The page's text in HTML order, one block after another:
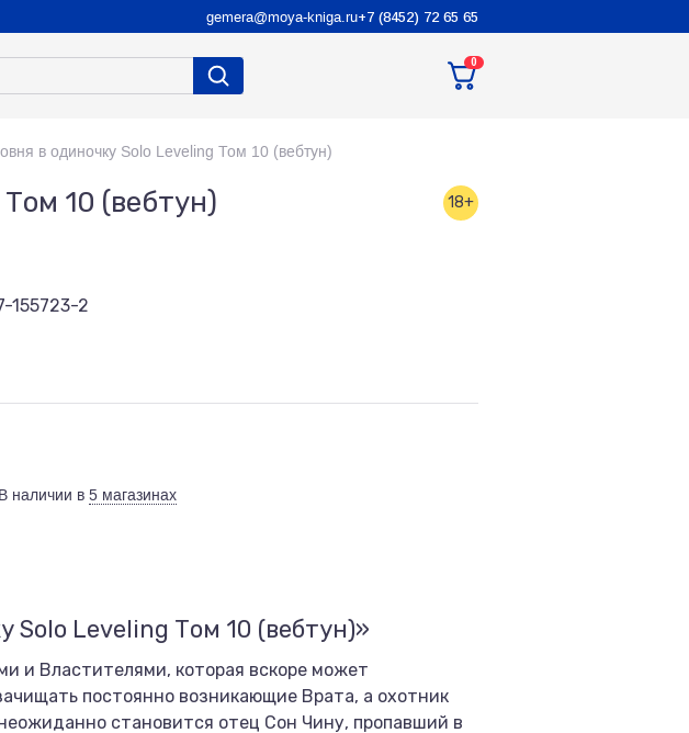
gemera@moya-kniga.ru+7 (8452) 72 65 65
0
в одиночку Solo Leveling Том 10 (вебтун)
10 (вебтун) 18+
155723-2
В наличии в 5 магазинах
Solo Leveling Том 10 (вебтун)»
и Властителями, которая вскоре может
постоянно возникающие Врата, а охотник
становится отец Сон Чину, пропавший в